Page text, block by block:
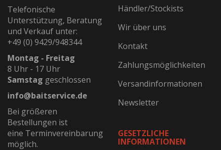
Telefonische
Unterstützung, Beratung
und Verkauf unter:
+49 (0) 9429/948344
Montag - Freitag
8 Uhr - 17 Uhr
Samstag geschlossen
info@baitservice.de
Bei größeren
Bestellungen ist
eine Terminvereinbarung
möglich.
Händler/Stockists
Wir über uns
Kontakt
Zahlungsmöglichkeiten
Versandinformationen
Newsletter
GESETZLICHE
INFORMATIONEN